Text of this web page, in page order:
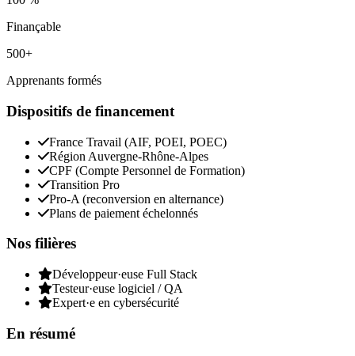
Finançable
500+
Apprenants formés
Dispositifs de financement
France Travail (AIF, POEI, POEC)
Région Auvergne-Rhône-Alpes
CPF (Compte Personnel de Formation)
Transition Pro
Pro-A (reconversion en alternance)
Plans de paiement échelonnés
Nos filières
Développeur·euse Full Stack
Testeur·euse logiciel / QA
Expert·e en cybersécurité
En résumé